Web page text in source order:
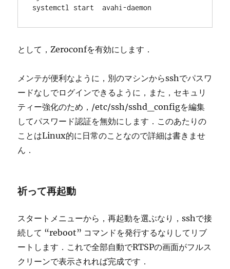
systemctl start  avahi-daemon
として，Zeroconfを有効にします．
メンテが便利なように，別のマシンからsshでパスワ
ードなしでログインできるように，また，セキュリ
ティー強化のため，/etc/ssh/sshd_configを編集
してパスワード認証を無効にします．このあたりの
ことはLinux的に日常のことなので詳細は書きませ
ん．
祈って再起動
スタートメニューから，再起動を選ぶなり，sshで接
続して “reboot” コマンドを発行するなりしてリブ
ートします．これで全部自動でRTSPの画面がフルス
クリーンで表示されれば完成です．